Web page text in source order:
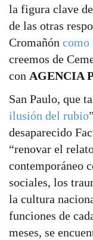
la figura clave
de las otras
Cromañón como
creemos de
con AGENCIA
San Paulo, que
ilusión del rubio
desaparecido
“renovar el
contemporáneo
sociales, los
la cultura
funciones de
meses, se